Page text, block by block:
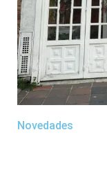
Novedades